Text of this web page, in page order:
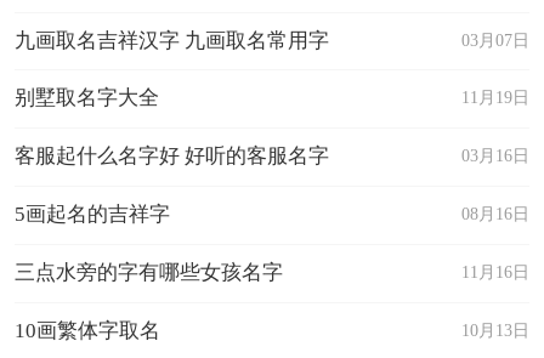
(按：包含疾厄、奴仆、夫妻之意义。)
03月07日
九画取名吉祥汉字 九画取名常用字
11月19日
别墅取名字大全
03月16日
客服起什么名字好 好听的客服名字
08月16日
5画起名的吉祥字
11月16日
三点水旁的字有哪些女孩名字
10月13日
10画繁体字取名